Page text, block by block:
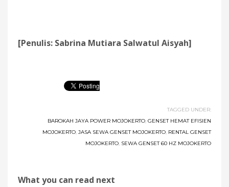
[Penulis: Sabrina Mutiara Salwatul Aisyah]
TAGGED UNDER:
BAROKAH JAYA POWER MOJOKERTO, GENSET HEMAT EFISIEN
MOJOKERTO, JASA SEWA GENSET MOJOKERTO, RENTAL GENSET
MOJOKERTO, SEWA GENSET 60 HZ MOJOKERTO
What you can read next